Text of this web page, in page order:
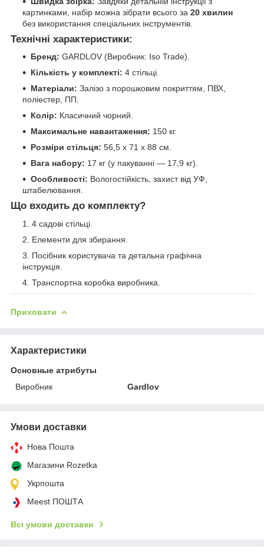
картинками, набір можна зібрати всього за 20 хвилин
без використання спеціальних інструментів.
Технічні характеристики:
Бренд: GARDLOV (Виробник: Iso Trade).
Кількість у комплекті: 4 стільці.
Матеріали: Залізо з порошковим покриттям, ПВХ,
поліестер, ПП.
Колір: Класичний чорний.
Максимальне навантаження: 150 кг.
Розміри стільця: 56,5 x 71 x 88 см.
Вага набору: 17 кг (у пакуванні — 17,9 кг).
Особливості: Вологостійкість, захист від УФ,
штабелювання.
Що входить до комплекту?
4 садові стільці.
Елементи для збирання.
Посібник користувача та детальна графічна
інструкція.
Транспортна коробка виробника.
Приховати
Характеристики
Основные атрибуты
Виробник
Gardlov
Умови доставки
Нова Пошта
Магазини Rozetka
Укрпошта
Meest ПОШТА
Всі умови доставки